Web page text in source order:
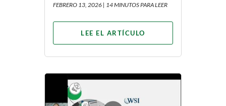
FEBRERO 13, 2026 | 14 MINUTOS PARA LEER
LEE EL ARTÍCULO